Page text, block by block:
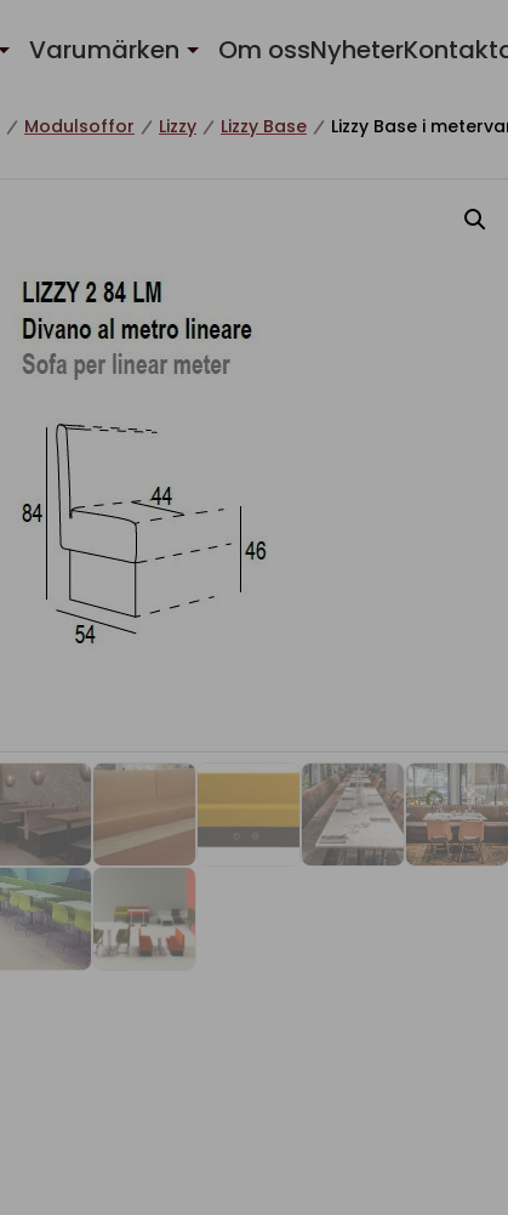
Varumärken Om ossNyheter
Modulsoffor Lizzy Lizzy Base Lizzy Base i